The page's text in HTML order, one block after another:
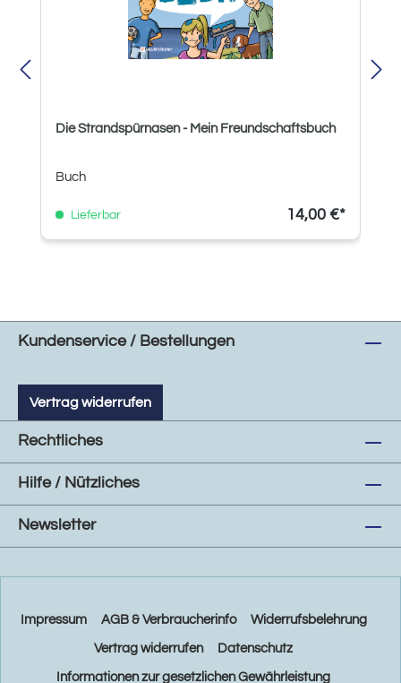
Die Strandspürnasen - Mein Freundschaftsbuch
Buch
Lieferbar 14,00 €*
Kundenservice / Bestellungen
Vertrag widerrufen
Rechtliches
Hilfe / Nützliches
Newsletter
Impressum AGB & Verbraucherinfo Widerrufsbelehrung
Vertrag widerrufen Datenschutz
Informationen zur gesetzlichen Gewährleistung